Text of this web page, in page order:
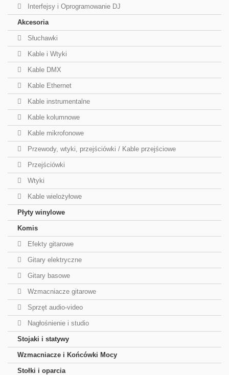
Interfejsy i Oprogramowanie DJ
Akcesoria
Słuchawki
Kable i Wtyki
Kable DMX
Kable Ethernet
Kable instrumentalne
Kable kolumnowe
Kable mikrofonowe
Przewody, wtyki, przejściówki / Kable przejściowe
Przejściówki
Wtyki
Kable wielożyłowe
Płyty winylowe
Komis
Efekty gitarowe
Gitary elektryczne
Gitary basowe
Wzmacniacze gitarowe
Sprzęt audio-video
Nagłośnienie i studio
Stojaki i statywy
Wzmacniacze i Końcówki Mocy
Stołki i oparcia